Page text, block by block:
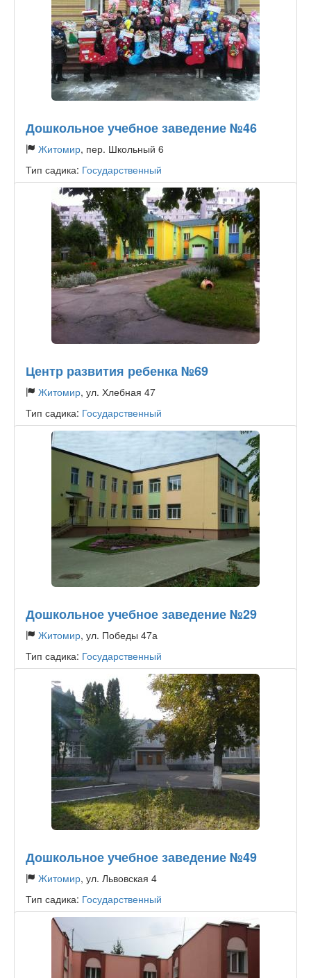
Дошкольное учебное заведение №46
Житомир, пер. Школьный 6
Тип садика: Государственный
Центр развития ребенка №69
Житомир, ул. Хлебная 47
Тип садика: Государственный
Дошкольное учебное заведение №29
Житомир, ул. Победы 47а
Тип садика: Государственный
Дошкольное учебное заведение №49
Житомир, ул. Львовская 4
Тип садика: Государственный